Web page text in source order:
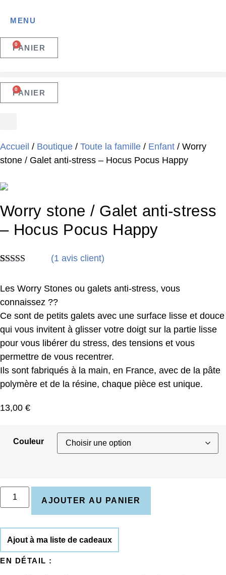
MENU
0
PANIER
0
PANIER
Accueil / Boutique / Toute la famille / Enfant / Worry
stone / Galet anti-stress – Hocus Pocus Happy
Worry stone / Galet anti-stress
– Hocus Pocus Happy
surnotation
client
(1 avis client)
Les Worry Stones ou galets anti-stress, vous
connaissez ??
Ce sont de petits galets avec une surface lisse et douce
qui vous invitent à glisser votre doigt sur la partie lisse
pour vous libérer du stress, des tensions et vous
permettre de vous recentrer.
Ils sont fabriqués à la main, en France, avec de la pâte
polymère et de la résine, chaque pièce est unique.
13,00 €
Couleur
quantité
Worry
/
Galet
anti-
stress
-
AJOUTER AU PANIER
Ajout à ma liste de cadeaux
EN DÉTAIL :